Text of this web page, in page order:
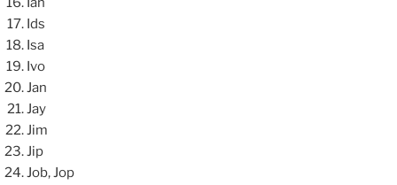
Ids
Isa
Ivo
Jan
Jay
Jim
Jip
Job, Jop